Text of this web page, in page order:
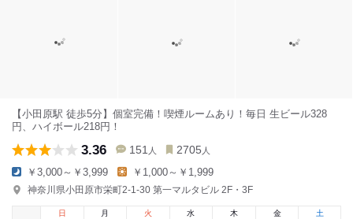
【小田原駅 徒歩5分】個室完備！喫煙ルームあり！毎日 生ビール328
円、ハイボール218円！
3.36 151 人 2705 人
￥3,000～￥3,999 ￥1,000～￥1,999
神奈川県小田原市栄町2-1-30 第一マルタビル 2F・3F
日
月 火 水 木 金 土